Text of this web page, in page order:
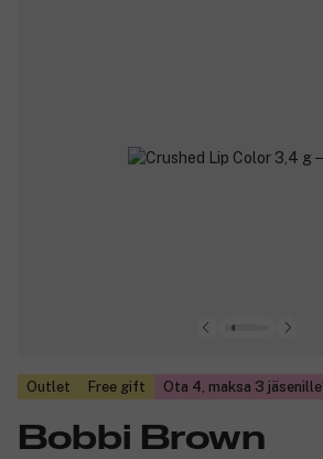
Outlet Free gift Ota 4, maksa 3 jäsenille
Bobbi Brown